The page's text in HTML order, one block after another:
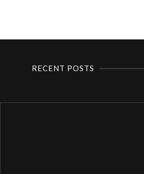
RECENT POSTS